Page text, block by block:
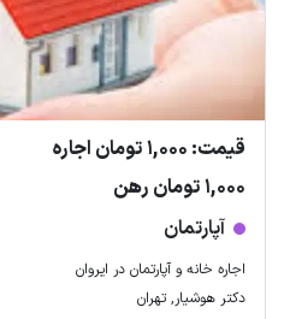
قیمت: 1,000 تومان اجاره
1,000 تومان رهن
آپارتمان
اجاره خانه و آپارتمان در ایروان
دکتر هوشیار, تهران